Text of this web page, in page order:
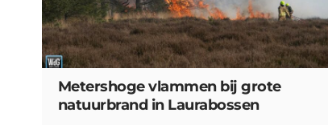
Metershoge vlammen bij grote
natuurbrand in Laurabossen